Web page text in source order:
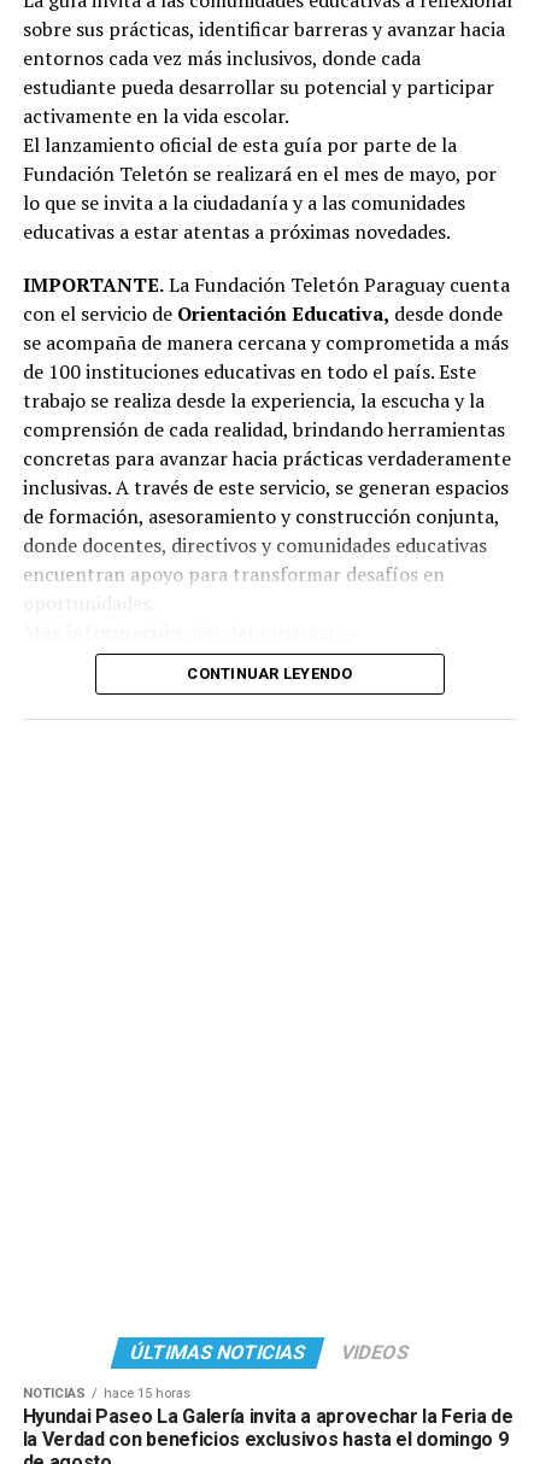
sobre sus prácticas, identificar barreras y avanzar hacia
entornos cada vez más inclusivos, donde cada
estudiante pueda desarrollar su potencial y participar
activamente en la vida escolar.
El lanzamiento oficial de esta guía por parte de la
Fundación Teletón se realizará en el mes de mayo, por
lo que se invita a la ciudadanía y a las comunidades
educativas a estar atentas a próximas novedades.
IMPORTANTE.La Fundación Teletón Paraguay cuenta
con el servicio de Orientación Educativa, desde donde
se acompaña de manera cercana y comprometida a más
de 100 instituciones educativas en todo el país. Este
trabajo se realiza desde la experiencia, la escucha y la
comprensión de cada realidad, brindando herramientas
concretas para avanzar hacia prácticas verdaderamente
inclusivas. A través de este servicio, se generan espacios
de formación, asesoramiento y construcción conjunta,
donde docentes, directivos y comunidades educativas
encuentran apoyo para transformar desafíos en
CONTINUAR LEYENDO
ÚLTIMAS NOTICIAS VIDEOS
NOTICIAS hace 15 horas
Hyundai Paseo La Galería invita a aprovechar la Feria de
la Verdad con beneficios exclusivos hasta el domingo 9